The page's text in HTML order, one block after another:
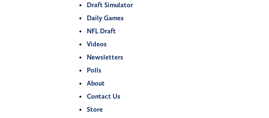
Draft Simulator
Daily Games
NFL Draft
Videos
Newsletters
Polls
About
Contact Us
Store